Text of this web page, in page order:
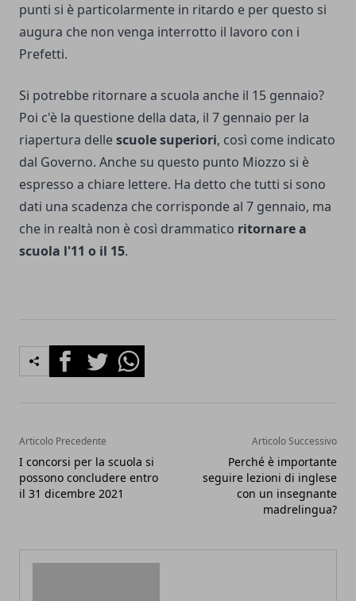
punti si è particolarmente in ritardo e per questo si
augura che non venga interrotto il lavoro con i
Prefetti.
Si potrebbe ritornare a scuola anche il 15 gennaio?
Poi c'è la questione della data, il 7 gennaio per la
riapertura dellescuole superiori, così come indicato
dal Governo. Anche su questo punto Miozzo si è
espresso a chiare lettere. Ha detto che tutti si sono
dati una scadenza che corrisponde al 7 gennaio, ma
che in realtà non è così drammatico ritornare a
scuola l'11 o il 15.
FacebookTwitterWhatsapp
Articolo Precedente
I concorsi per la scuola si
possono concludere entro
il 31 dicembre 2021
Articolo Successivo
Perché è importante
seguire lezioni di inglese
con un insegnante
madrelingua?